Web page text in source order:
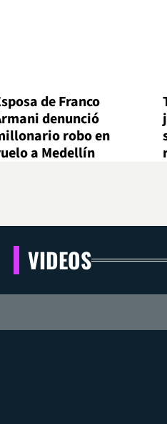
de Franco
denunció
robo en
a Medellín
VIDEOS